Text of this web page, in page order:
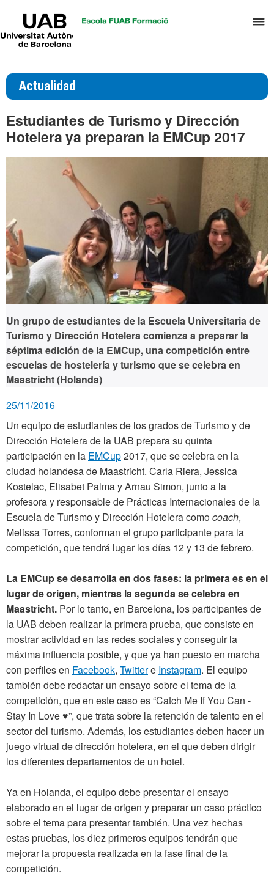
y
Universitat
Actualidad
Estudiantes de Turismo y Dirección
Hotelera ya preparan la EMCup 2017
Un grupo de estudiantes de la Escuela Universitaria de
Turismo y Dirección Hotelera comienza a preparar la
séptima edición de la EMCup, una competición entre
escuelas de hostelería y turismo que se celebra en
Maastricht (Holanda)
25/11/2016
Un equipo de estudiantes de los grados de Turismo y de
Dirección Hotelera de la UAB prepara su quinta
participación en la EMCup2017, que se celebra en la
ciudad holandesa de Maastricht. Carla Riera, Jessica
Kostelac, Elisabet Palma y Arnau Simon, junto a la
profesora y responsable de Prácticas Internacionales de la
Escuela de Turismo y Dirección Hotelera comocoach,
Melissa Torres, conforman el grupo participante para la
competición, que tendrá lugar los días 12 y 13 de febrero.
La EMCup se desarrolla en dos fases: la primera es en el
lugar de origen, mientras la segunda se celebra en
Maastricht. Por lo tanto, en Barcelona, los participantes de
la UAB deben realizar la primera prueba, que consiste en
mostrar actividad en las redes sociales y conseguir la
máxima influencia posible, y que ya han puesto en marcha
con perfiles en Facebook, Twittere Instagram. El equipo
también debe redactar un ensayo sobre el tema de la
competición, que en este caso es “Catch Me If You Can -
Stay In Love ♥”, que trata sobre la retención de talento en el
sector del turismo. Además, los estudiantes deben hacer un
juego virtual de dirección hotelera, en el que deben dirigir
los diferentes departamentos de un hotel.
Ya en Holanda, el equipo debe presentar el ensayo
elaborado en el lugar de origen y preparar un caso práctico
sobre el tema para presentar también. Una vez hechas
estas pruebas, los diez primeros equipos tendrán que
mejorar la propuesta realizada en la fase final de la
competición.